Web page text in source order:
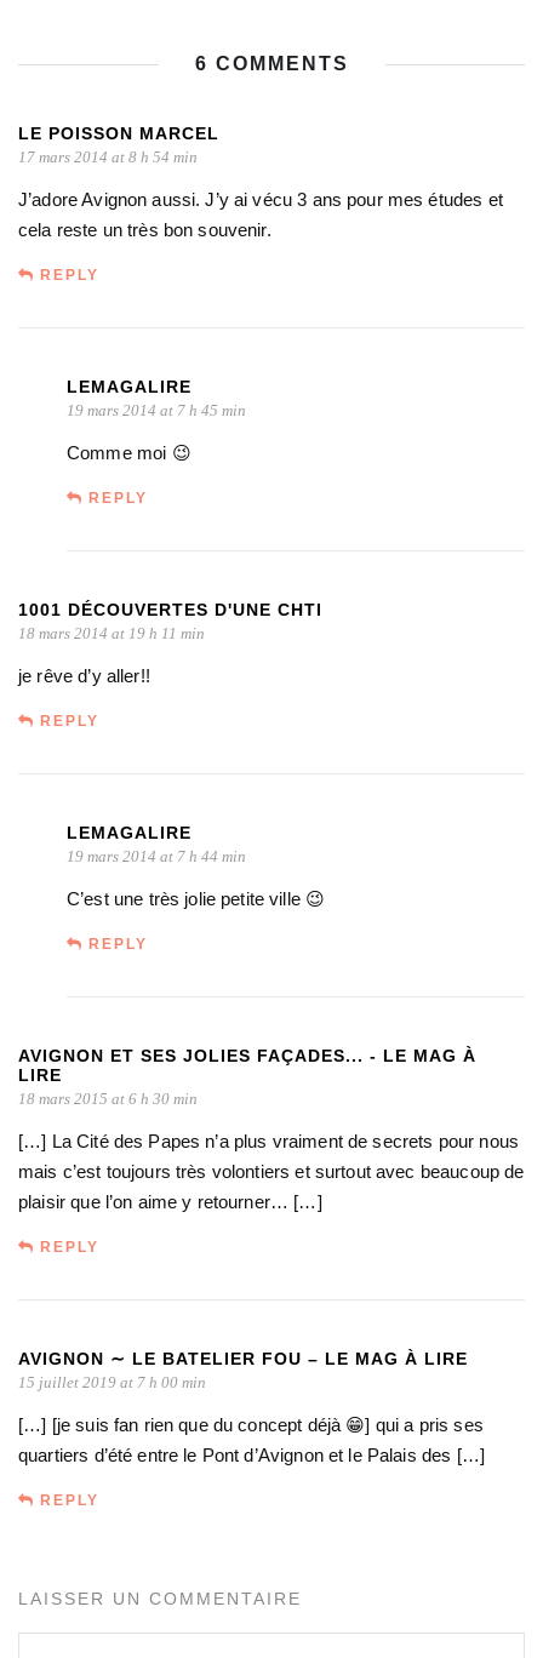
6 COMMENTS
LE POISSON MARCEL
17 mars 2014 at 8 h 54 min
J’adore Avignon aussi. J’y ai vécu 3 ans pour mes études et
cela reste un très bon souvenir.
REPLY
LEMAGALIRE
19 mars 2014 at 7 h 45 min
Comme moi 😉
REPLY
1001 DÉCOUVERTES D'UNE CHTI
18 mars 2014 at 19 h 11 min
je rêve d’y aller!!
REPLY
LEMAGALIRE
19 mars 2014 at 7 h 44 min
C’est une très jolie petite ville 😉
REPLY
AVIGNON ET SES JOLIES FAÇADES... - LE MAG À
LIRE
18 mars 2015 at 6 h 30 min
[…] La Cité des Papes n’a plus vraiment de secrets pour nous
mais c’est toujours très volontiers et surtout avec beaucoup de
plaisir que l’on aime y retourner… […]
REPLY
AVIGNON ∼ LE BATELIER FOU – LE MAG À LIRE
15 juillet 2019 at 7 h 00 min
[…] [je suis fan rien que du concept déjà 😁] qui a pris ses
quartiers d’été entre le Pont d’Avignon et le Palais des […]
REPLY
LAISSER UN COMMENTAIRE